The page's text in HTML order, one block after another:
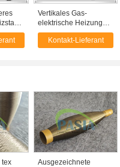
Vertikales Gas-
elektrische Heizung
des Mineral
Isolierkabel-
Kontakt-Lieferant
tex
Ausgezeichnete